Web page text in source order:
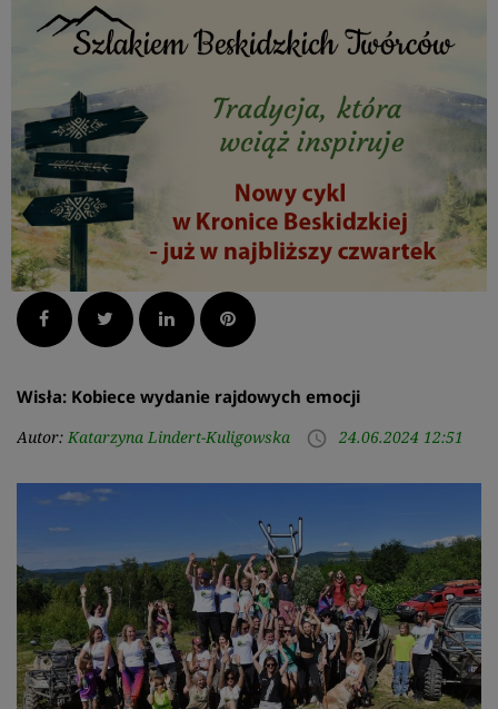
Facebook Twitter LinkedInPinterest
Wisła: Kobiece wydanie rajdowych emocji
Autor: Katarzyna Lindert-Kuligowska access_time 24.06.2024 12:51